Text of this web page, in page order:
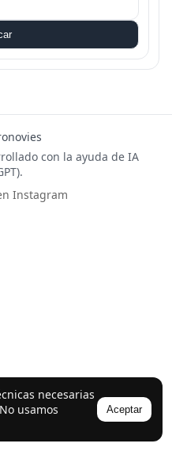
necesarias
usamos
Aceptar
con la ayuda de IA
Instagram